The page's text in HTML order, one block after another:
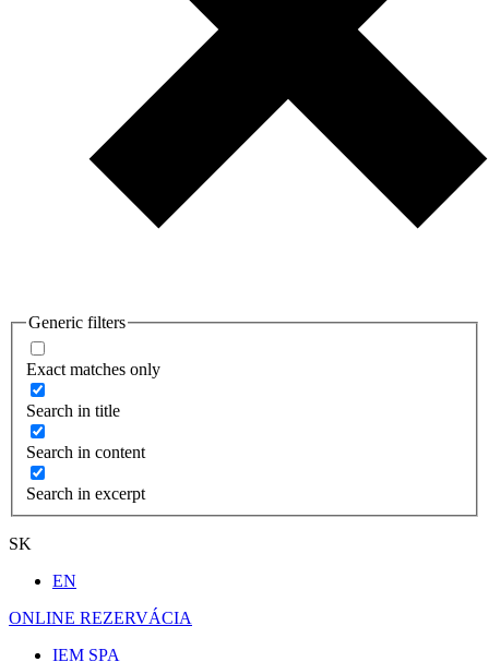
Generic filters
Exact matches only
Search in title
Search in content
Search in excerpt
SK
EN
ONLINE REZERVÁCIA
IEM SPA